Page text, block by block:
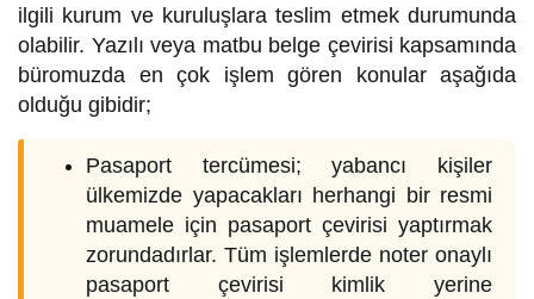
ilgili kurum ve kuruluşlara teslim etmek durumunda
olabilir. Yazılı veya matbu belge çevirisi kapsamında
büromuzda en çok işlem gören konular aşağıda
olduğu gibidir;
Pasaport tercümesi; yabancı kişiler
ülkemizde yapacakları herhangi bir resmi
muamele için pasaport çevirisi yaptırmak
zorundadırlar. Tüm işlemlerde noter onaylı
pasaport çevirisi kimlik yerine